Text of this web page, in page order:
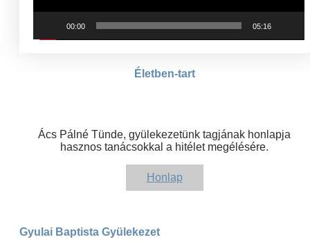
00:00 05:16
Életben-tart
Ács Pálné Tünde, gyülekezetünk tagjának honlapja
hasznos tanácsokkal a hitélet megélésére.
Honlap
Gyulai Baptista Gyülekezet